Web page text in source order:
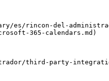
es/rincon-del-
365-calendars.md)
third-party-